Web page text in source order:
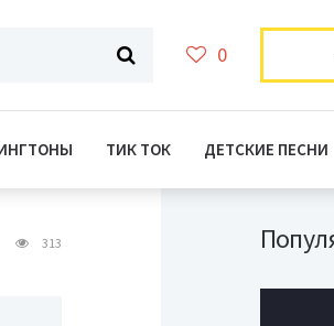
0
ТИК ТОК ДЕТСКИЕ ПЕСНИ
313